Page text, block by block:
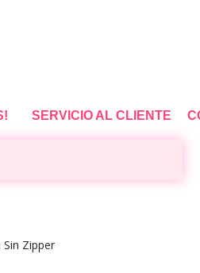
SERVICIO AL CLIENTE
Zipper